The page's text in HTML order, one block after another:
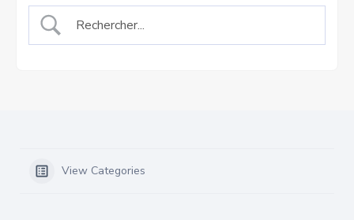
View Categories